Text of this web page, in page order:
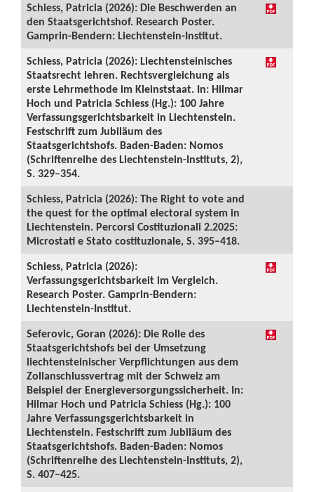
Schiess, Patricia (2026): Die Beschwerden an
den Staatsgerichtshof. Research Poster.
Gamprin-Bendern: Liechtenstein-Institut.
Schiess, Patricia (2026): Liechtensteinisches
Staatsrecht lehren. Rechtsvergleichung als
erste Lehrmethode im Kleinststaat. In: Hilmar
Hoch und Patricia Schiess (Hg.): 100 Jahre
Verfassungsgerichtsbarkeit in Liechtenstein.
Festschrift zum Jubiläum des
Staatsgerichtshofs. Baden-Baden: Nomos
(Schriftenreihe des Liechtenstein-Instituts, 2),
S. 329–354.
Schiess, Patricia (2026): The Right to vote and
the quest for the optimal electoral system in
Liechtenstein. Percorsi Costituzionali 2.2025:
Microstati e Stato costituzionale, S. 395–418.
Schiess, Patricia (2026):
Verfassungsgerichtsbarkeit im Vergleich.
Research Poster. Gamprin-Bendern:
Liechtenstein-Institut.
Seferovic, Goran (2026): Die Rolle des
Staatsgerichtshofs bei der Umsetzung
liechtensteinischer Verpflichtungen aus dem
Zollanschlussvertrag mit der Schweiz am
Beispiel der Energieversorgungssicherheit. In:
Hilmar Hoch und Patricia Schiess (Hg.): 100
Jahre Verfassungsgerichtsbarkeit in
Liechtenstein. Festschrift zum Jubiläum des
Staatsgerichtshofs. Baden-Baden: Nomos
(Schriftenreihe des Liechtenstein-Instituts, 2),
S. 407–425.